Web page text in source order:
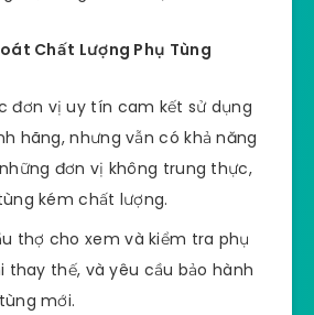
Chất Lượng Phụ Tùng
đơn vị uy tín cam kết sử dụng
hãng, nhưng vẫn có khả năng
đơn vị không trung thực,
kém chất lượng.
thợ cho xem và kiểm tra phụ
thay thế, và yêu cầu bảo hành
mới.